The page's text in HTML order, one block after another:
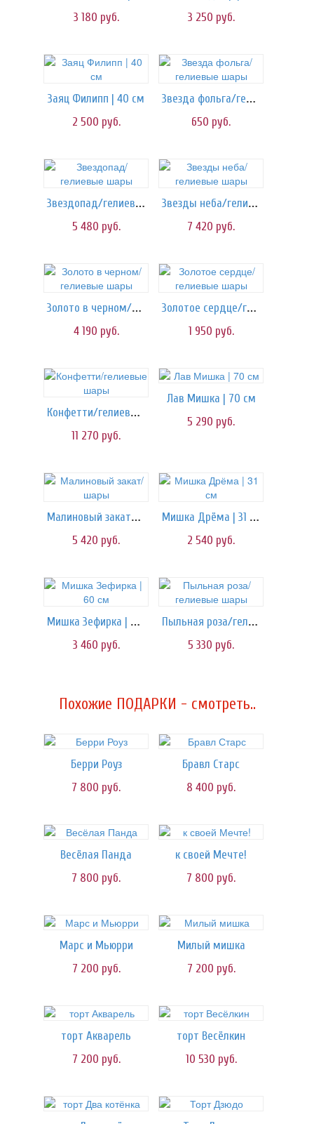
3 180 руб. 3 250 руб.
Заяц Филипп | 40 см
2 500 руб.
Звезда фольга/гелиевые шары
650 руб.
Звездопад/гелиевые шары
5 480 руб.
Звезды неба/гелиевые шары
7 420 руб.
Золото в черном/гелиевые шары
4 190 руб.
Золотое сердце/гелиевые шары
1 950 руб.
Конфетти/гелиевые шары
11 270 руб.
Лав Мишка | 70 см
5 290 руб.
Малиновый закат/шары
5 420 руб.
Мишка Дрёма | 31 см
2 540 руб.
Мишка Зефирка | 60 см
3 460 руб.
Пыльная роза/гелиевые шары
5 330 руб.
Похожие ПОДАРКИ - смотреть..
Берри Роуз
7 800 руб.
Бравл Старс
8 400 руб.
Весёлая Панда
7 800 руб.
к своей Мечте!
7 800 руб.
Марс и Мьюрри
7 200 руб.
Милый мишка
7 200 руб.
торт Акварель
7 200 руб.
торт Весёлкин
10 530 руб.